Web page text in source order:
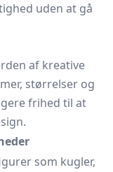
uden at gå
af kreative
størrelser og
frihed til at
som kugler,